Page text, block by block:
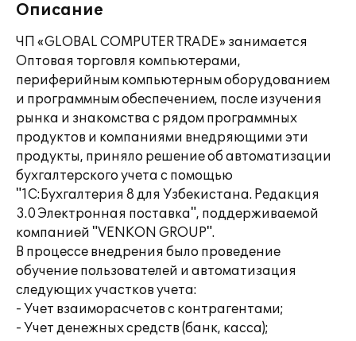
Описание
ЧП «GLOBAL COMPUTER TRADE» занимается
Оптовая торговля компьютерами,
периферийным компьютерным оборудованием
и программным обеспечением, после изучения
рынка и знакомства с рядом программных
продуктов и компаниями внедряющими эти
продукты, приняло решение об автоматизации
бухгалтерского учета с помощью
"1С:Бухгалтерия 8 для Узбекистана. Редакция
3.0 Электронная поставка", поддерживаемой
компанией "VENKON GROUP".
В процессе внедрения было проведение
обучение пользователей и автоматизация
следующих участков учета:
- Учет взаиморасчетов с контрагентами;
- Учет денежных средств (банк, касса);